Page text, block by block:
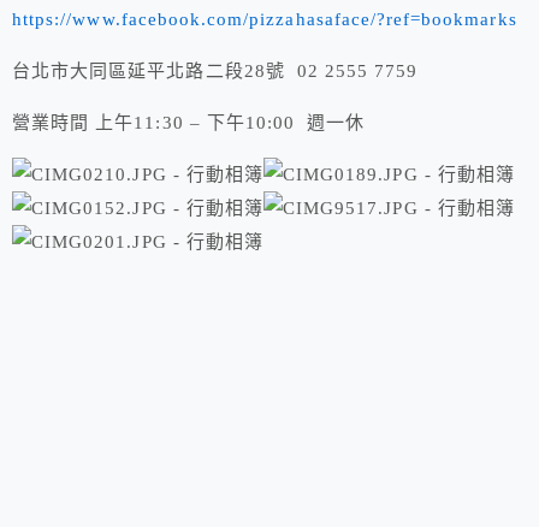
https://www.facebook.com/pizzahasaface/?ref=bookmarks
台北市大同區延平北路二段28號 02 2555 7759
營業時間 上午11:30 – 下午10:00 週一休